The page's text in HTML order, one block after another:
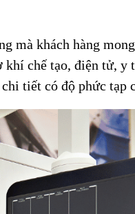
mà khách hàng
khí chế tạo, điện tử, y
tiết có độ phức tạp